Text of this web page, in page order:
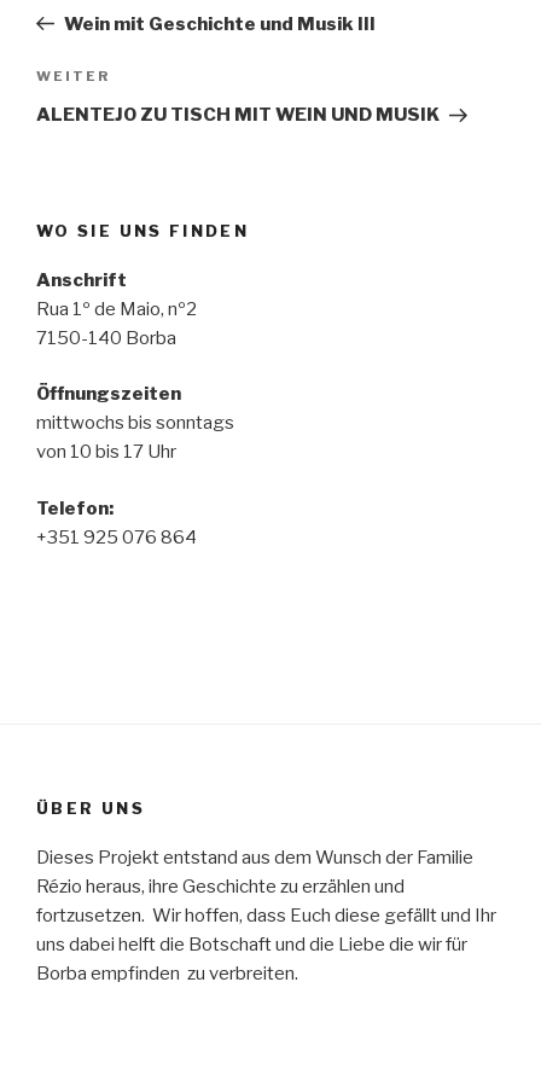
Beitrag
Wein mit Geschichte und Musik III
Nächster
Beitrag
WEITER
ALENTEJO ZU TISCH MIT WEIN UND MUSIK
WO SIE UNS FINDEN
Anschrift
Rua 1º de Maio, nº2
7150-140 Borba
Öffnungszeiten
mittwochs bis sonntags
von 10 bis 17 Uhr
Telefon:
+351 925 076 864
ÜBER UNS
Dieses Projekt entstand aus dem Wunsch der Familie
Rézio heraus, ihre Geschichte zu erzählen und
fortzusetzen. Wir hoffen, dass Euch diese gefällt und Ihr
uns dabei helft die Botschaft und die Liebe die wir für
Borba empfinden zu verbreiten.